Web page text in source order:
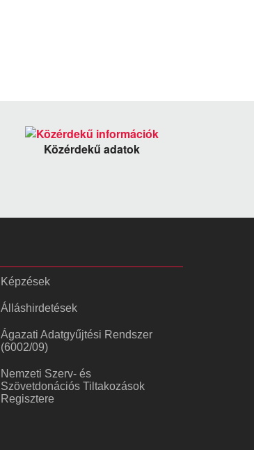
Közérdekű adatok
Képzések
Álláshirdetések
Ágazati Adatgyűjtési Rendszer
(6002/09)
Nemzeti Szerv- és
Szövetdonációs Tiltakozások
Regisztere